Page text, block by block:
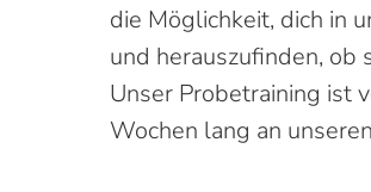
die Möglichkeit, dich in
und herauszufinden, ob
Unser Probetraining ist
Wochen lang an